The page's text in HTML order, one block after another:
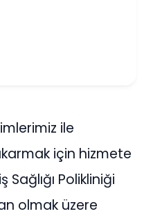
ile
için hizmete
Sağlığı Polikliniği
olmak üzere